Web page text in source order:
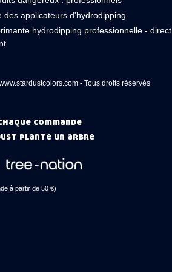
des applicateurs d'hydrodipping
hydrodipping professionnelle - direct
- Tous droits réservés
commande
plante un arbre
à partir de 50 €)